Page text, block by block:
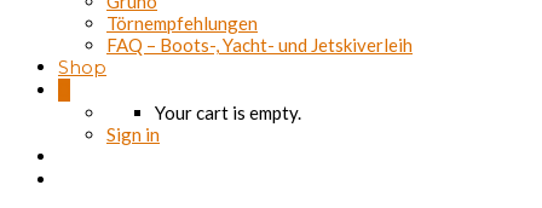
Törnempfehlungen
FAQ – Boots-, Yacht- und Jetskiverleih
Shop
Your cart is empty.
Sign in